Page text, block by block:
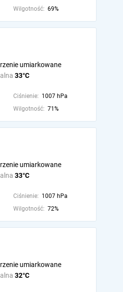
Wilgotność: 69%
33°C
umiarkowane
Ciśnienie: 1007 hPa
Wilgotność: 71%
33°C
umiarkowane
Ciśnienie: 1007 hPa
Wilgotność: 72%
32°C
umiarkowane